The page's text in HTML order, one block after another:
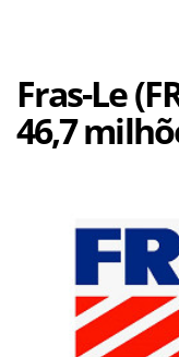
Fras-Le
46,7